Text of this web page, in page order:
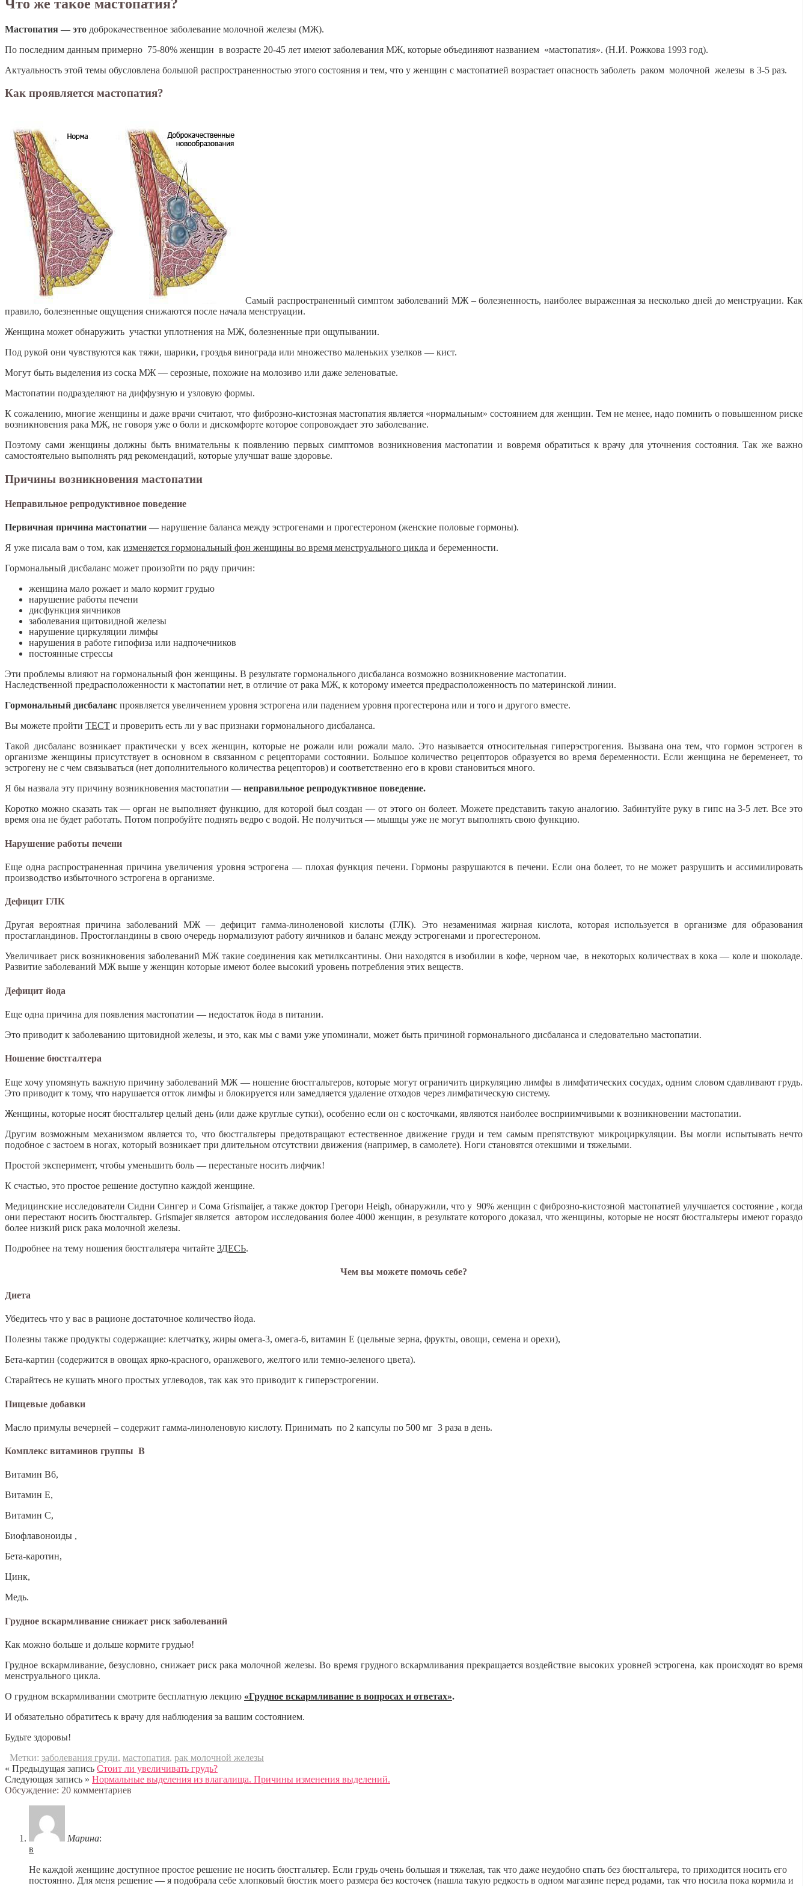
Что же такое мастопатия?
Мастопатия — это доброкачественное заболевание молочной железы (МЖ).
По последним данным примерно 75-80% женщин в возрасте 20-45 лет имеют заболевания МЖ, которые объединяют названием «мастопатия». (Н.И. Рожкова 1993 год).
Актуальность этой темы обусловлена большой распространенностью этого состояния и тем, что у женщин с мастопатией возрастает опасность заболеть раком молочной железы в 3-5 раз.
Как проявляется мастопатия?
Самый распространенный симптом заболеваний МЖ – болезненность, наиболее выраженная за несколько дней до менструации. Как
правило, болезненные ощущения снижаются после начала менструации.
Женщина может обнаружить участки уплотнения на МЖ, болезненные при ощупывании.
Под рукой они чувствуются как тяжи, шарики, гроздья винограда или множество маленьких узелков — кист.
Могут быть выделения из соска МЖ — серозные, похожие на молозиво или даже зеленоватые.
Мастопатии подразделяют на диффузную и узловую формы.
К сожалению, многие женщины и даже врачи считают, что фиброзно-кистозная мастопатия является «нормальным» состоянием для женщин. Тем не менее, надо помнить о повышенном риске
возникновения рака МЖ, не говоря уже о боли и дискомфорте которое сопровождает это заболевание.
Поэтому сами женщины должны быть внимательны к появлению первых симптомов возникновения мастопатии и вовремя обратиться к врачу для уточнения состояния. Так же важно
самостоятельно выполнять ряд рекомендаций, которые улучшат ваше здоровье.
Причины возникновения мастопатии
Неправильное репродуктивное поведение
Первичная причина мастопатии — нарушение баланса между эстрогенами и прогестероном (женские половые гормоны).
Я уже писала вам о том, как изменяется гормональный фон женщины во время менструального цикла и беременности.
Гормональный дисбаланс может произойти по ряду причин:
женщина мало рожает и мало кормит грудью
нарушение работы печени
дисфункция яичников
заболевания щитовидной железы
нарушение циркуляции лимфы
нарушения в работе гипофиза или надпочечников
постоянные стрессы
Эти проблемы влияют на гормональный фон женщины. В результате гормонального дисбаланса возможно возникновение мастопатии.
Наследственной предрасположенности к мастопатии нет, в отличие от рака МЖ, к которому имеется предрасположенность по материнской линии.
Гормональный дисбаланс проявляется увеличением уровня эстрогена или падением уровня прогестерона или и того и другого вместе.
Вы можете пройти ТЕСТ и проверить есть ли у вас признаки гормонального дисбаланса.
Такой дисбаланс возникает практически у всех женщин, которые не рожали или рожали мало. Это называется относительная гиперэстрогения. Вызвана она тем, что гормон эстроген в
организме женщины присутствует в основном в связанном с рецепторами состоянии. Большое количество рецепторов образуется во время беременности. Если женщина не беременеет, то
эстрогену не с чем связываться (нет дополнительного количества рецепторов) и соответственно его в крови становиться много.
Я бы назвала эту причину возникновения мастопатии — неправильное репродуктивное поведение.
Коротко можно сказать так — орган не выполняет функцию, для которой был создан — от этого он болеет. Можете представить такую аналогию. Забинтуйте руку в гипс на 3-5 лет. Все это
время она не будет работать. Потом попробуйте поднять ведро с водой. Не получиться — мышцы уже не могут выполнять свою функцию.
Нарушение работы печени
Еще одна распространенная причина увеличения уровня эстрогена — плохая функция печени. Гормоны разрушаются в печени. Если она болеет, то не может разрушить и ассимилировать
производство избыточного эстрогена в организме.
Дефицит ГЛК
Другая вероятная причина заболеваний МЖ — дефицит гамма-линоленовой кислоты (ГЛК). Это незаменимая жирная кислота, которая используется в организме для образования
простагландинов. Простогландины в свою очередь нормализуют работу яичников и баланс между эстрогенами и прогестероном.
Увеличивает риск возникновения заболеваний МЖ такие соединения как метилксантины. Они находятся в изобилии в кофе, черном чае, в некоторых количествах в кока — коле и шоколаде.
Развитие заболеваний МЖ выше у женщин которые имеют более высокий уровень потребления этих веществ.
Дефицит йода
Еще одна причина для появления мастопатии — недостаток йода в питании.
Это приводит к заболеванию щитовидной железы, и это, как мы с вами уже упоминали, может быть причиной гормонального дисбаланса и следовательно мастопатии.
Ношение бюстгалтера
Еще хочу упомянуть важную причину заболеваний МЖ — ношение бюстгальтеров, которые могут ограничить циркуляцию лимфы в лимфатических сосудах, одним словом сдавливают грудь.
Это приводит к тому, что нарушается отток лимфы и блокируется или замедляется удаление отходов через лимфатическую систему.
Женщины, которые носят бюстгальтер целый день (или даже круглые сутки), особенно если он с косточками, являются наиболее восприимчивыми к возникновении мастопатии.
Другим возможным механизмом является то, что бюстгальтеры предотвращают естественное движение груди и тем самым препятствуют микроциркуляции. Вы могли испытывать нечто
подобное с застоем в ногах, который возникает при длительном отсутствии движения (например, в самолете). Ноги становятся отекшими и тяжелыми.
Простой эксперимент, чтобы уменьшить боль — перестаньте носить лифчик!
К счастью, это простое решение доступно каждой женщине.
Медицинские исследователи Сидни Сингер и Сома Grismaijer, а также доктор Грегори Heigh, обнаружили, что у 90% женщин с фиброзно-кистозной мастопатией улучшается состояние , когда
они перестают носить бюстгальтер. Grismajer является автором исследования более 4000 женщин, в результате которого доказал, что женщины, которые не носят бюстгальтеры имеют гораздо
более низкий риск рака молочной железы.
Подробнее на тему ношения бюстгальтера читайте ЗДЕСЬ.
Чем вы можете помочь себе?
Диета
Убедитесь что у вас в рационе достаточное количество йода.
Полезны также продукты содержащие: клетчатку, жиры омега-3, омега-6, витамин Е (цельные зерна, фрукты, овощи, семена и орехи),
Бета-картин (содержится в овощах ярко-красного, оранжевого, желтого или темно-зеленого цвета).
Старайтесь не кушать много простых углеводов, так как это приводит к гиперэстрогении.
Пищевые добавки
Масло примулы вечерней – содержит гамма-линоленовую кислоту. Принимать по 2 капсулы по 500 мг 3 раза в день.
Комплекс витаминов группы B
Витамин В6,
Витамин Е,
Витамин С,
Биофлавоноиды ,
Бета-каротин,
Цинк,
Медь.
Грудное вскармливание снижает риск заболеваний
Как можно больше и дольше кормите грудью!
Грудное вскармливание, безусловно, снижает риск рака молочной железы. Во время грудного вскармливания прекращается воздействие высоких уровней эстрогена, как происходят во время
менструального цикла.
О грудном вскармливании смотрите бесплатную лекцию «Грудное вскармливание в вопросах и ответах».
И обязательно обратитесь к врачу для наблюдения за вашим состоянием.
Будьте здоровы!
Метки: заболевания груди, мастопатия, рак молочной железы
« Предыдущая запись Стоит ли увеличивать грудь?
Следующая запись » Нормальные выделения из влагалища. Причины изменения выделений.
Обсуждение: 20 комментариев
Марина:
в
Не каждой женщине доступное простое решение не носить бюстгальтер. Если грудь очень большая и тяжелая, так что даже неудобно спать без бюстгальтера, то приходится носить его
постоянно. Для меня решение — я подобрала себе хлопковый бюстик моего размера без косточек (нашла такую редкость в одном магазине перед родами, так что носила пока кормила и